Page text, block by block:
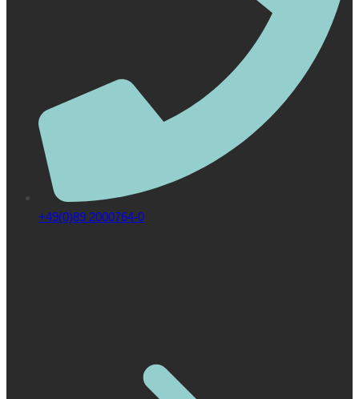
+49(0)89 2000764-0